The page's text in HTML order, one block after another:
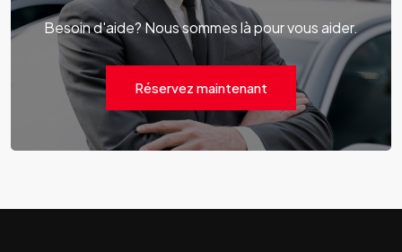
Besoin d'aide? Nous sommes là pour vous aider.
Réservez maintenant